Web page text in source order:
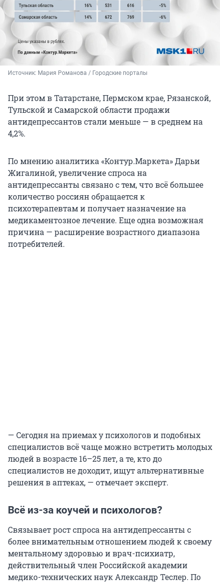
Источник: Мария Романова / Городские порталы
При этом в Татарстане, Пермском крае, Рязанской,
Тульской и Самарской области продажи
антидепрессантов стали меньше — в среднем на
4,2%.
По мнению аналитика «Контур.Маркета» Дарьи
Жигалиной, увеличение спроса на
антидепрессанты связано с тем, что всё большее
количество россиян обращается к
психотерапевтам и получает назначение на
медикаментозное лечение. Еще одна возможная
причина — расширение возрастного диапазона
потребителей.
— Сегодня на приемах у психологов и подобных
специалистов всё чаще можно встретить молодых
людей в возрасте 16–25 лет, а те, кто до
специалистов не доходит, ищут альтернативные
решения в аптеках, — отмечает эксперт.
Всё из-за коучей и психологов?
Связывает рост спроса на антидепрессанты с
более внимательным отношением людей к своему
ментальному здоровью и врач-психиатр,
действительный член Российской академии
медико-технических наук Александр Теслер. По